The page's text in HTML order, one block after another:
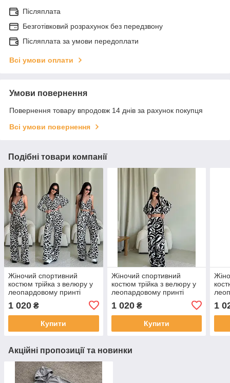
Післяплата
Безготівковий розрахунок без передзвону
Післяплата за умови передоплати
Всі умови оплати
Умови повернення
Повернення товару впродовж 14 днів за рахунок покупця
Всі умови повернення
Подібні товари компанії
Жіночий спортивний
костюм трійка з велюру у
леопардовому принті
1 020 ₴
Купити
Жіночий спортивний
костюм трійка з велюру у
леопардовому принті
1 020₴
Купити
1
Акційні пропозиції та новинки